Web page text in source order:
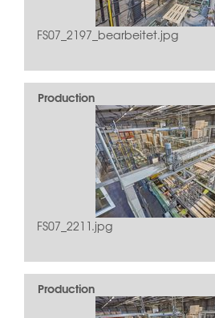
FS07_2197_bearbeitet.jpg
Production
FS07_2211.jpg
Production